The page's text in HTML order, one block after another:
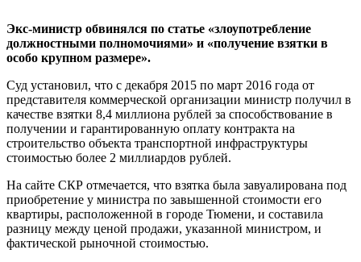
Экс-министр обвинялся по статье «злоупотребление
должностными полномочиями» и «получение взятки в
особо крупном размере».
Суд установил, что с декабря 2015 по март 2016 года от
представителя коммерческой организации министр получил в
качестве взятки 8,4 миллиона рублей за способствование в
получении и гарантированную оплату контракта на
строительство объекта транспортной инфраструктуры
стоимостью более 2 миллиардов рублей.
На сайте СКР отмечается, что взятка была завуалирована под
приобретение у министра по завышенной стоимости его
квартиры, расположенной в городе Тюмени, и составила
разницу между ценой продажи, указанной министром, и
фактической рыночной стоимостью.